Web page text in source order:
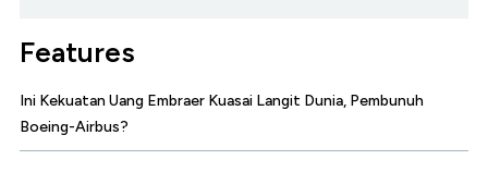
Features
Ini Kekuatan Uang Embraer Kuasai Langit Dunia, Pembunuh
Boeing-Airbus?